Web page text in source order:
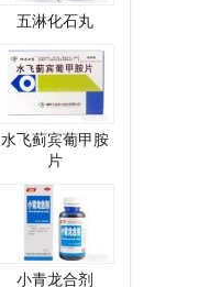
五淋化石丸
水飞蓟宾葡甲胺
片
小青龙合剂